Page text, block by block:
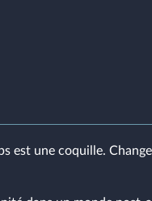
est une coquille.